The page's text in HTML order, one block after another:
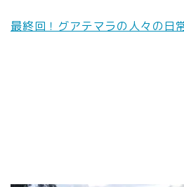
最終回！グアテマラの人々の日